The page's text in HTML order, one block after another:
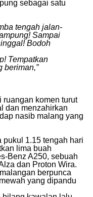
sebagai satu
tengah jalan-
Sampai
Bodoh
Tempatkan
beriman,”
ruangan komen turut
dan menzahirkan
nasib malang yang
pukul 1.15 tengah hari
lima buah
Benz A250, sebuah
dan Proton Wira.
berpunca
yang dipandu